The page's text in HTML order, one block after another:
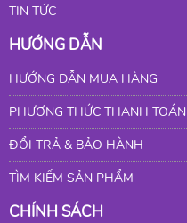
TIN TỨC
HƯỚNG DẪN
HƯỚNG DẪN MUA HÀNG
PHƯƠNG THỨC THANH TOÁN
ĐỔI TRẢ & BẢO HÀNH
TÌM KIẾM SẢN PHẨM
CHÍNH SÁCH